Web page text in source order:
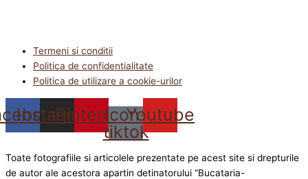
Termeni si conditii
Politica de confidentialitate
Politica de utilizare a cookie-urilor
Instagram
Pinterest
Icon-
tiktok
Youtube
Toate fotografiile si articolele prezentate pe acest site si drepturile
de autor ale acestora apartin detinatorului “Bucataria-